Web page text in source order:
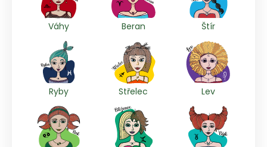
Váhy Beran Štír
Ryby Střelec Lev